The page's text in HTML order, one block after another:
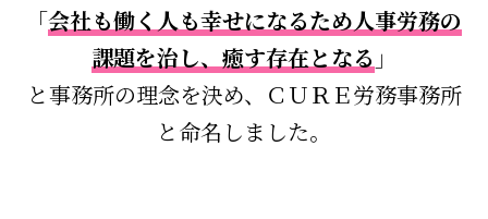
「会社も働く人も幸せになるため人事労務の
課題を治し、癒す存在となる 」
と事務所の理念を決め、ＣＵＲＥ労務事務所
と命名しました。